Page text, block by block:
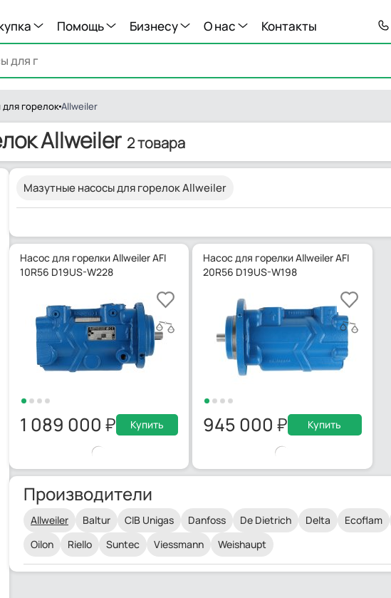
Помощь Бизнесу О нас Контакты
для горелокAllweiler
Allweiler 2 товара
Мазутные насосы для горелок Allweiler
Насос для горелки Allweiler AFI
10R56 D19US-W228
1 089 000 Купить
Насос для горелки Allweiler AFI
20R56 D19US-W198
945 000 Купить
Производители
Allweiler Baltur CIB Unigas Danfoss De Dietrich Delta Ecoflam
Oilon
Riello Suntec Viessmann Weishaupt